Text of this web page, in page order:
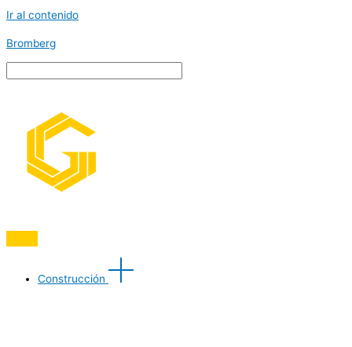
Ir al contenido
Bromberg
Construcción